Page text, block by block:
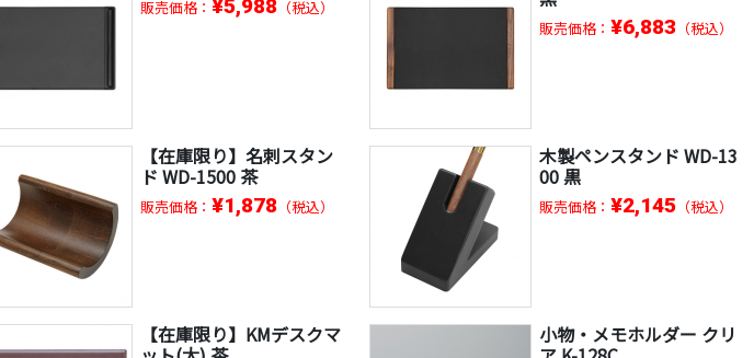
販売価格：¥5,988 （税込）
販売価格： ¥6,883（税込）
【在庫限り】名刺スタン
ド WD-1500 茶
販売価格：¥1,878 （税込）
木製ペンスタンド WD-13
00 黒
販売価格： ¥2,145（税込）
【在庫限り】KMデスクマ 小物・メモホルダー クリ